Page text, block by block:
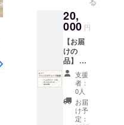
ン日か
らの1年
りま
す。 ※
送料が
含まれ
ており
ます。
ンに貼
付され
たラベ
ルや注
意書き
をご確
認くだ
さい。
※お届け
時期は
前後す
る可能
ルス
テッ
カー
(5cm×5
cm) ●お
礼の手
紙 ※グ
ラスデ
ザイン
はイ
メージ
です。
20,
000 円
【お届
けの
品】 ●
ドリン
クチ
ケット
10枚 ●
オリジ
ナルス
支援
者：
0人
お届
け予
定：